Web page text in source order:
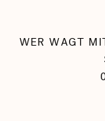
WER WAGT